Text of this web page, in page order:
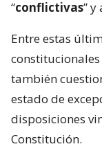
“conflictivas”
Entre estas
también
estado de
disposiciones
Constitución.